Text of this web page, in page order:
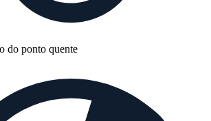
do ponto quente